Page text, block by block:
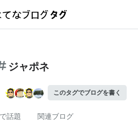
ジャポネ
このタグでブログを書く
話題 関連ブログ